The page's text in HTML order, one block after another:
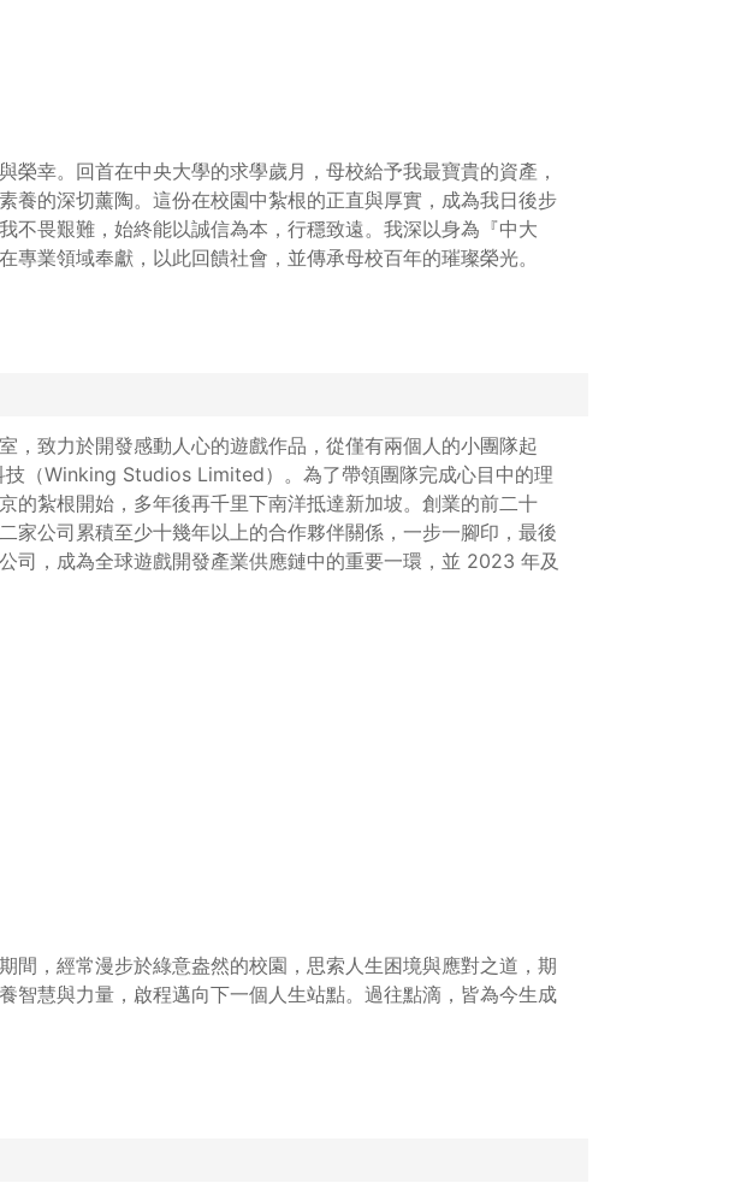
榮幸。回首在中央大學的求學歲月，母校給予我最寶貴的資產，
養的深切薰陶。這份在校園中紮根的正直與厚實，成為我日後步
不畏艱難，始終能以誠信為本，行穩致遠。我深以身為『中大
專業領域奉獻，以此回饋社會，並傳承母校百年的璀璨榮光。
，致力於開發感動人心的遊戲作品，從僅有兩個人的小團隊起
（Winking Studios Limited）。為了帶領團隊完成心目中的理
的紮根開始，多年後再千里下南洋抵達新加坡。創業的前二十
家公司累積至少十幾年以上的合作夥伴關係，一步一腳印，最後
司，成為全球遊戲開發產業供應鏈中的重要一環，並 2023 年及
間，經常漫步於綠意盎然的校園，思索人生困境與應對之道，期
智慧與力量，啟程邁向下一個人生站點。過往點滴，皆為今生成